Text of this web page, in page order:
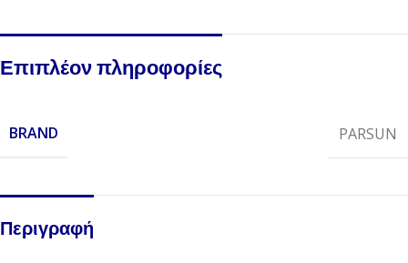
Επιπλέον πληροφορίες
BRAND PARSUN
Περιγραφή